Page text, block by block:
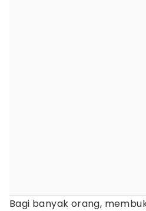
Bagi banyak orang,